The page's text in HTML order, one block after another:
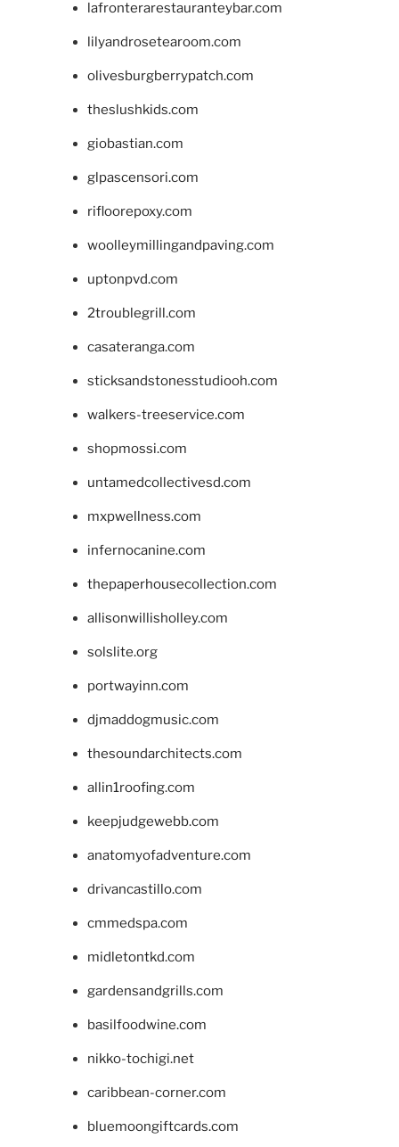
lafronterarestauranteybar.com
lilyandrosetearoom.com
olivesburgberrypatch.com
theslushkids.com
giobastian.com
glpascensori.com
rifloorepoxy.com
woolleymillingandpaving.com
uptonpvd.com
2troublegrill.com
casateranga.com
sticksandstonesstudiooh.com
walkers-treeservice.com
shopmossi.com
untamedcollectivesd.com
mxpwellness.com
infernocanine.com
thepaperhousecollection.com
allisonwillisholley.com
solslite.org
portwayinn.com
djmaddogmusic.com
thesoundarchitects.com
allin1roofing.com
keepjudgewebb.com
anatomyofadventure.com
drivancastillo.com
cmmedspa.com
midletontkd.com
gardensandgrills.com
basilfoodwine.com
nikko-tochigi.net
caribbean-corner.com
bluemoongiftcards.com